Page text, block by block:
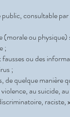
consultable
ou physique)
;
ou des
;
de quelque manière
au suicide,